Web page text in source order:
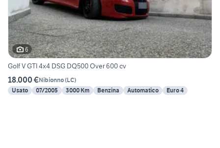
6
Golf V GTI 4x4 DSG DQ500 Over 600 cv
18.000 €Nibionno(LC)
Usato
07/2005 3000 Km Benzina Automatico Euro 4